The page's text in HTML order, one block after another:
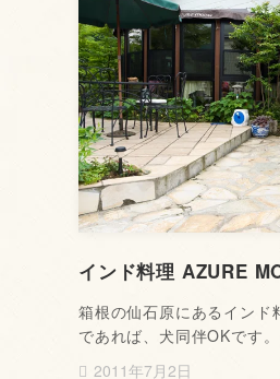
インド料理 AZURE
箱根の仙石原にあるイン
であれば、犬同伴OKです
2011年7月2日